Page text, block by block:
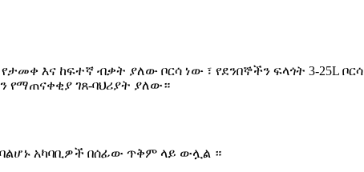
እና ከፍተኛ ብቃት ያለው ቦርሳ ነው ፣ የደንበኞችን ፍላጎት 3-25L
ገጸ-ባህሪያት ያለው።
አካባቢዎች በሰፊው ጥቅም ላይ ውሏል ።